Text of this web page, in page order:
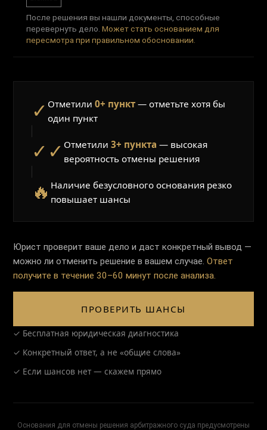
После решения вы нашли документы, способные
перевернуть дело.Может стать основанием для
пересмотра при правильном обосновании.
✓ Отметили0+ пункт — отметьте хотя бы
один пункт
✓✓ Отметили3+ пункта — высокая
вероятность отмены решения
🔥 Наличие безусловного основания резко
повышает шансы
Юрист проверит ваше дело и даст конкретный вывод —
можно ли отменить решение в вашем случае.Ответ
получите в течение 30–60 минут после анализа.
ПРОВЕРИТЬ ШАНСЫ
✓ Бесплатная юридическая диагностика
✓ Конкретный ответ, а не «общие слова»
✓ Если шансов нет — скажем прямо
Основания для отмены решения арбитражного суда предусмотрены